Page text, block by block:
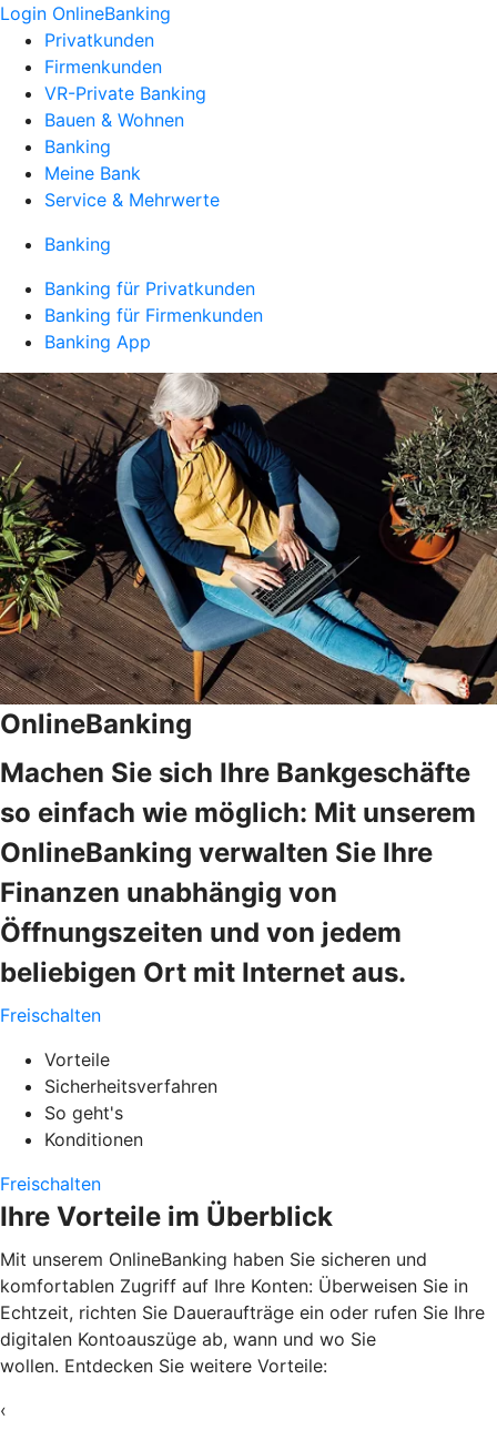
Login OnlineBanking
Privatkunden
Firmenkunden
VR-Private Banking
Bauen & Wohnen
Banking
Meine Bank
Service & Mehrwerte
Banking
Banking für Privatkunden
Banking für Firmenkunden
Banking App
OnlineBanking
Machen Sie sich Ihre Bankgeschäfte
so einfach wie möglich: Mit unserem
OnlineBanking verwalten Sie Ihre
Finanzen unabhängig von
Öffnungszeiten und von jedem
beliebigen Ort mit Internet aus.
Freischalten
Vorteile
Sicherheitsverfahren
So geht's
Konditionen
Freischalten
Ihre Vorteile im Überblick
Mit unserem OnlineBanking haben Sie sicheren und
komfortablen Zugriff auf Ihre Konten: Überweisen Sie in
Echtzeit, richten Sie Daueraufträge ein oder rufen Sie Ihre
digitalen Kontoauszüge ab, wann und wo Sie
wollen. Entdecken Sie weitere Vorteile:
‹